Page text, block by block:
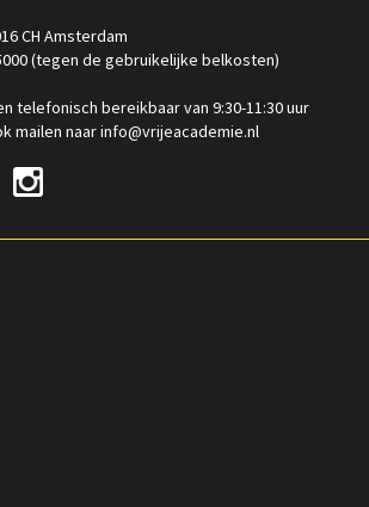
CH Amsterdam
(tegen de gebruikelijke belkosten)
telefonisch bereikbaar van 9:30-11:30 uur
mailen naar info@vrijeacademie.nl